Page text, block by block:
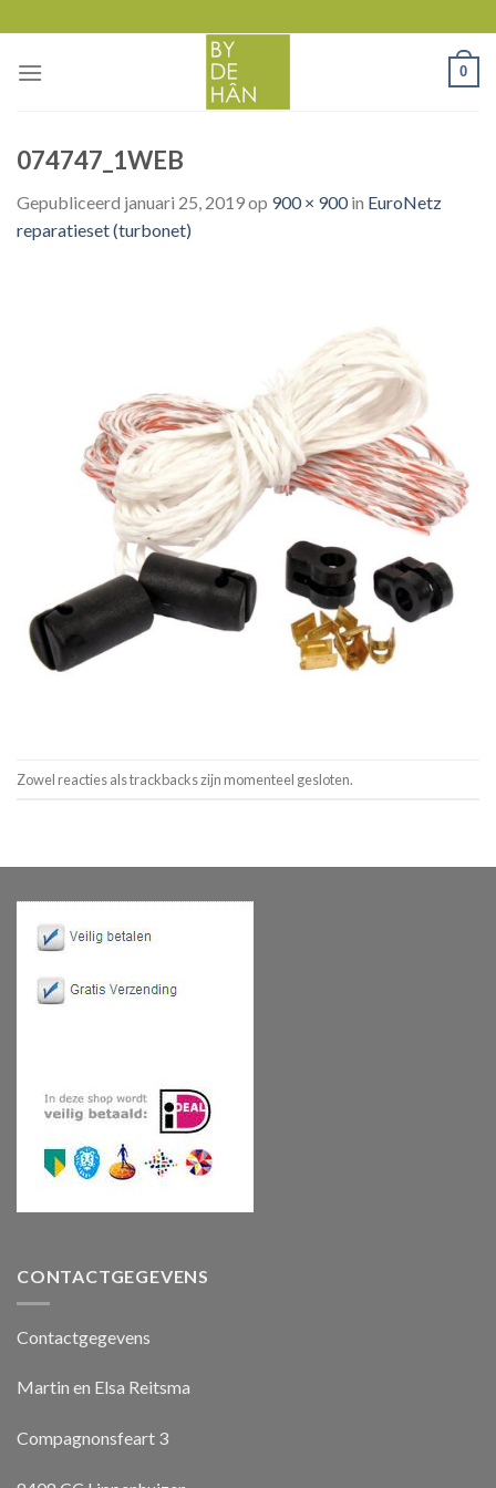
to
content
0
074747_1WEB
Gepubliceerd januari 25, 2019op 900 × 900in EuroNetz
reparatieset (turbonet)
Zowel reacties als trackbacks zijn momenteel gesloten.
CONTACTGEGEVENS
Contactgegevens
Martin en Elsa Reitsma
Compagnonsfeart 3